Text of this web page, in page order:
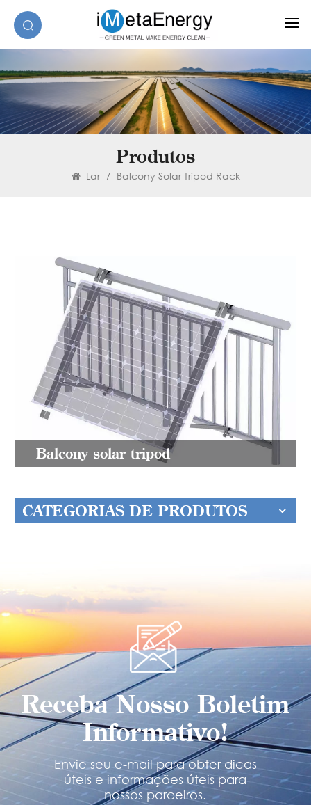
Produtos
Lar / Balcony Solar Tripod Rack
Balcony solar tripod
CATEGORIAS DE PRODUTOS
Receba Nosso Boletim
Informativo!
Envie seu e-mail para obter dicas
úteis e informações úteis para
nossos parceiros.